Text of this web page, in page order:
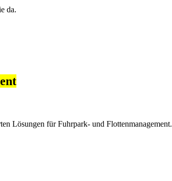
da.
Lösungen für Fuhrpark- und Flottenmanagement.